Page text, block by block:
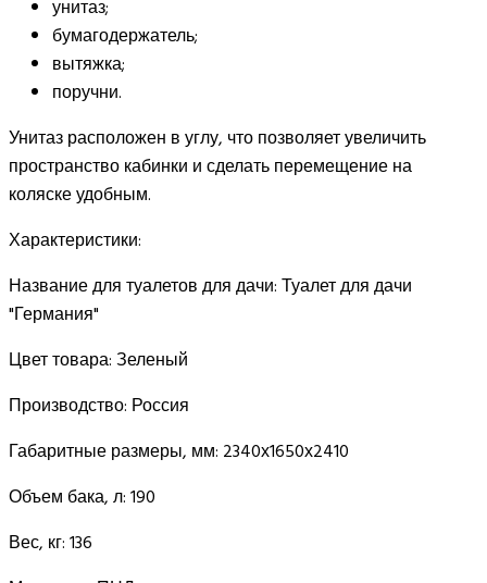
унитаз;
бумагодержатель;
вытяжка;
поручни.
Унитаз расположен в углу, что позволяет увеличить
пространство кабинки и сделать перемещение на
коляске удобным.
Характеристики:
Название для туалетов для дачи:Туалет для дачи
"Германия"
Цвет товара:Зеленый
Производство: Россия
Габаритные размеры, мм: 2340х1650х2410
Объем бака, л:190
Вес, кг:136